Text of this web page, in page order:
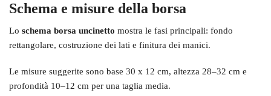
Schema e misure della borsa
Lo schema borsa uncinetto mostra le fasi principali: fondo
rettangolare, costruzione dei lati e finitura dei manici.
Le misure suggerite sono base 30 x 12 cm, altezza 28–32 cm e
profondità 10–12 cm per una taglia media.